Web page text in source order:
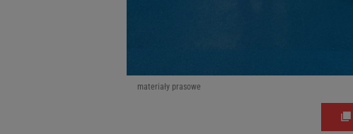
materiały prasowe